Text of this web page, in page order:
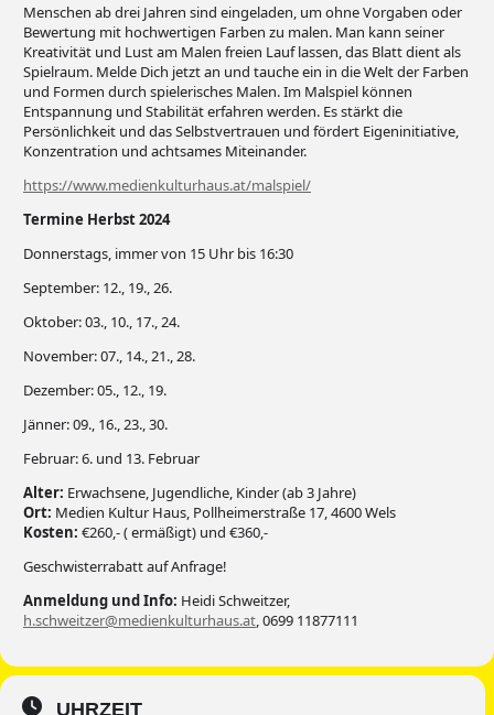
Menschen ab drei Jahren sind eingeladen, um ohne Vorgaben oder
Bewertung mit hochwertigen Farben zu malen. Man kann seiner
Kreativität und Lust am Malen freien Lauf lassen, das Blatt dient als
Spielraum. Melde Dich jetzt an und tauche ein in die Welt der Farben
und Formen durch spielerisches Malen.Im Malspiel können
Entspannung und Stabilität erfahren werden. Es stärkt die
Persönlichkeit und das Selbstvertrauen und fördert Eigeninitiative,
Konzentration und achtsames Miteinander.
https://www.medienkulturhaus.at/malspiel/
Termine Herbst 2024
Donnerstags, immer von 15 Uhr bis 16:30
September: 12., 19., 26.
Oktober: 03., 10., 17., 24.
November: 07., 14., 21., 28.
Dezember: 05., 12., 19.
Jänner: 09., 16., 23., 30.
Februar: 6. und 13. Februar
Alter: Erwachsene, Jugendliche, Kinder (ab 3 Jahre)
Ort: Medien Kultur Haus, Pollheimerstraße 17, 4600 Wels
Kosten: €260,- ( ermäßigt) und €360,-
Geschwisterrabatt auf Anfrage!
Anmeldung und Info: Heidi Schweitzer,
h.schweitzer@medienkulturhaus.at, 0699 11877111
UHRZEIT